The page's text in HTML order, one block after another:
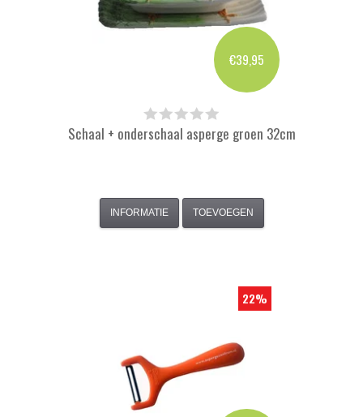
€39,95
Schaal + onderschaal asperge groen 32cm
INFORMATIE TOEVOEGEN
22%